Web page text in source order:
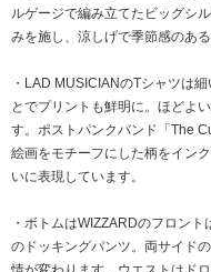
ルゲージで編み立てたビッグシ
みを施し、涼しげで季節感のある
・LAD MUSICIANのTシャツは
とでプリントも鮮明に。ほどよ
す。ポストパンクバンド「The
絵画をモチーフにした柄をイン
いに表現しています。
・ボトムはWIZZARDのフロン
のドッキングパンツ。両サイド